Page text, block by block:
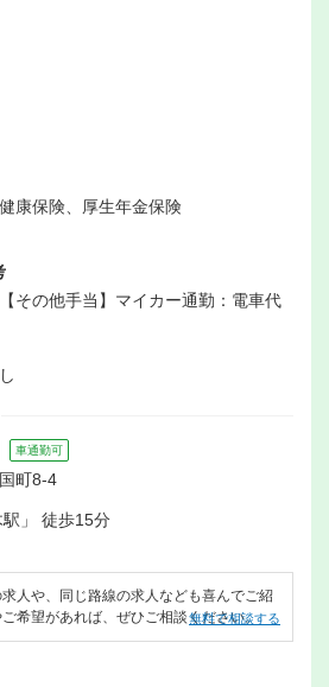
康保険、厚生年金保険
その他手当】マイカー通勤：電車代
車通勤可
町8-4
」 徒歩15分
人や、同じ路線の求人なども喜んでご紹
希望があれば、ぜひご相談ください。
無料で相談する